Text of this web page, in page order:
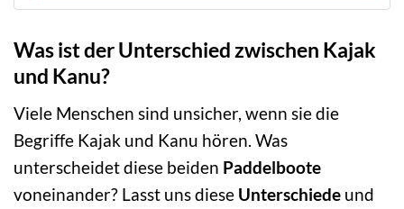
Was ist der Unterschied zwischen Kajak
und Kanu?
Viele Menschen sind unsicher, wenn sie die
Begriffe Kajak und Kanu hören. Was
unterscheidet diese beiden Paddelboote
voneinander? Lasst uns diese Unterschiede und